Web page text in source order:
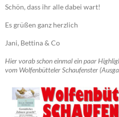
Schön, dass ihr alle dabei wart!
Es grüßen ganz herzlich
Jani, Bettina & Co
Hier vorab schon einmal ein paar
vom Wolfenbütteler Schaufenster